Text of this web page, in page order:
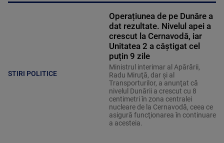
STIRI POLITICE
Operațiunea de pe Dunăre a
dat rezultate. Nivelul apei a
crescut la Cernavodă, iar
Unitatea 2 a câștigat cel
puțin 9 zile
Ministrul interimar al Apărării,
Radu Miruţă, dar şi al
Transporturilor, a anunţat că
nivelul Dunării a crescut cu 8
centimetri în zona centralei
nucleare de la Cernavodă, ceea ce
asigură funcţionarea în continuare
a acesteia.